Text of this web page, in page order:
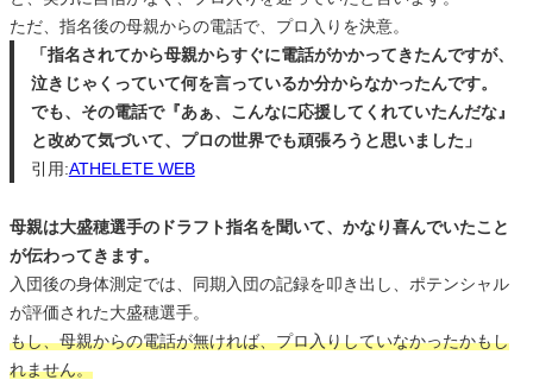
ただ、指名後の母親からの電話で、プロ入りを決意。
「指名されてから母親からすぐに電話がかかってきたんですが、
泣きじゃくっていて何を言っているか分からなかったんです。
でも、その電話で『あぁ、こんなに応援してくれていたんだな』
と改めて気づいて、プロの世界でも頑張ろうと思いました」
引用:ATHELETE WEB
母親は大盛穂選手のドラフト指名を聞いて、かなり喜んでいたこと
が伝わってきます。
入団後の身体測定では、同期入団の記録を叩き出し、ポテンシャル
が評価された大盛穂選手。
もし、母親からの電話が無ければ、プロ入りしていなかったかもし
れません。